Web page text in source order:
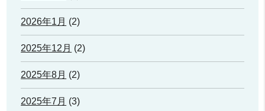
2026年1月 (2)
2025年12月 (2)
2025年8月 (2)
2025年7月 (3)